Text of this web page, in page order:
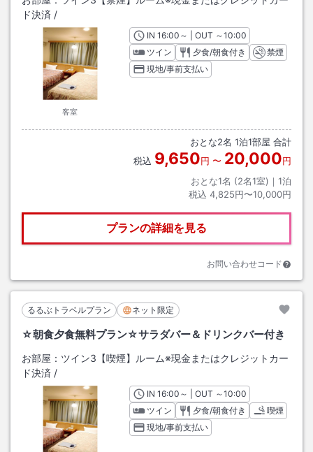
ド決済 /
客室
INチェックイン
16:00 ～ | OUT チェックアウト
～10:00
ツイン
夕食/朝食付き
禁煙
現地/事前支払い
おとな2名 1泊1部屋 合計
税込 9,650円 〜 20,000円
おとな1名 (2名1室)｜ 1泊
税込 4,825円〜10,000円
プランの詳細を見る
お問い合わせコード
るるぶトラベルプラン ネット限定
☆朝食夕食無料プラン☆サラダバー＆ドリンクバー付き
お部屋： ツイン3【喫煙】ルーム※現金またはクレジットカー
ド決済 /
INチェックイン
16:00 ～ | OUT チェックアウト
～10:00
ツイン
夕食/朝食付き
喫煙
現地/事前支払い